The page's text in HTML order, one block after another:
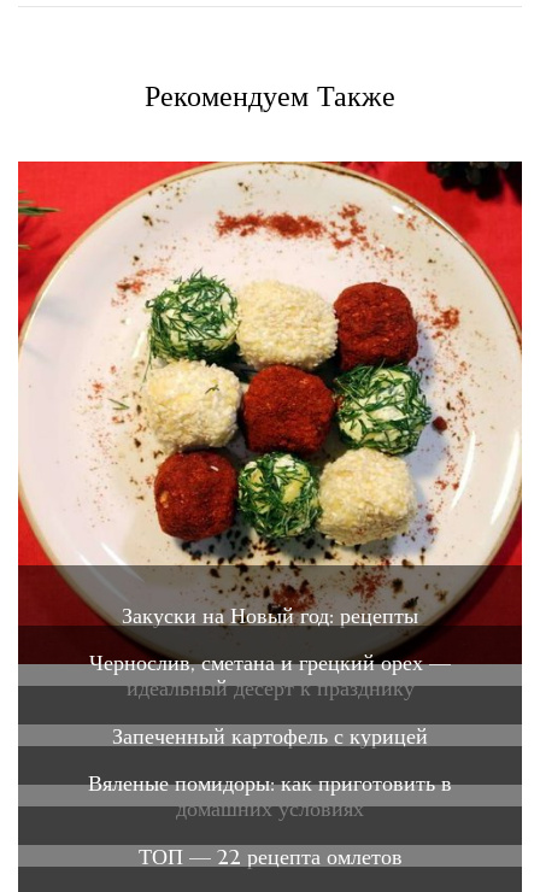
Рекомендуем Также
Закуски на Новый год: рецепты
Чернослив, сметана и грецкий орех —
идеальный десерт к празднику
Запеченный картофель с курицей
Вяленые помидоры: как приготовить в
домашних условиях
ТОП — 22 рецепта омлетов